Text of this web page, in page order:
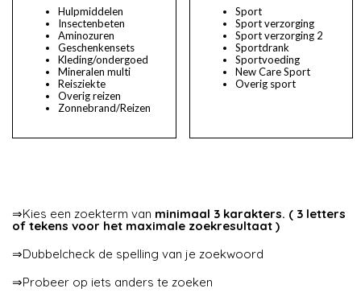
Hulpmiddelen
Insectenbeten
Aminozuren
Geschenkensets
Kleding/ondergoed
Mineralen multi
Reisziekte
Overig reizen
Zonnebrand/Reizen
Sport
Sport verzorging
Sport verzorging 2
Sportdrank
Sportvoeding
New Care Sport
Overig sport
⇒Kies een zoekterm van minimaal 3 karakters. ( 3 letters
of tekens voor het maximale zoekresultaat )
⇒Dubbelcheck de spelling van je zoekwoord
⇒Probeer op iets anders te zoeken